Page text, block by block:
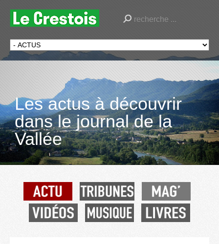
Les actus à découvrir
dans le journal de la
Vallée